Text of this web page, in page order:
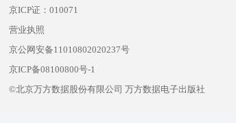
京ICP证：010071
营业执照
京公网安备11010802020237号
京ICP备08100800号-1
©北京万方数据股份有限公司 万方数据电子出版社